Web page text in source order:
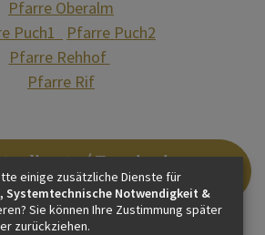
Pfarre Oberalm
Puch1
Pfarre Puch2
Pfarre Rehhof
Pfarre Rif
/ Termine im
Kalender
einige zusätzliche Dienste für
Systemtechnische Notwendigkeit &
Sie können Ihre Zustimmung später
zurückziehen.